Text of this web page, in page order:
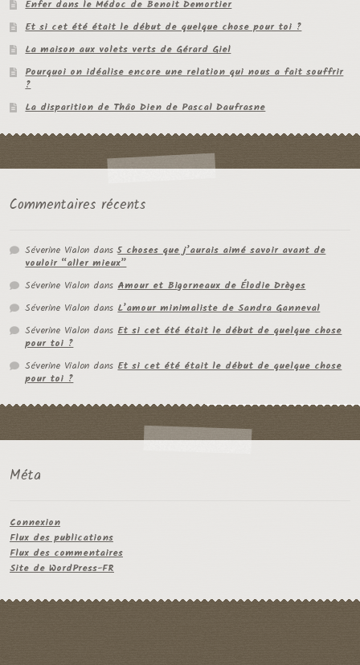
Enfer dans le Médoc de Benoit Demortier
Et si cet été était le début de quelque chose pour toi ?
La maison aux volets verts de Gérard Giel
Pourquoi on idéalise encore une relation qui nous a fait souffrir
?
La disparition de Thâo Dien de Pascal Daufrasne
Commentaires récents
Séverine Vialon dans5 choses que j’aurais aimé savoir avant de
vouloir “aller mieux”
Séverine Vialon dans Amour et Bigorneaux de Élodie Drèges
Séverine Vialon dans L’amour minimaliste de Sandra Ganneval
Séverine Vialon dans Et si cet été était le début de quelque chose
pour toi ?
Séverine Vialon dans Et si cet été était le début de quelque chose
pour toi ?
Méta
Connexion
Flux des publications
Flux des commentaires
Site de WordPress-FR